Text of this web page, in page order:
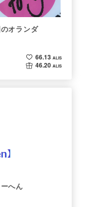
オランダ
66.13 ALIS
46.20 ALIS
へん